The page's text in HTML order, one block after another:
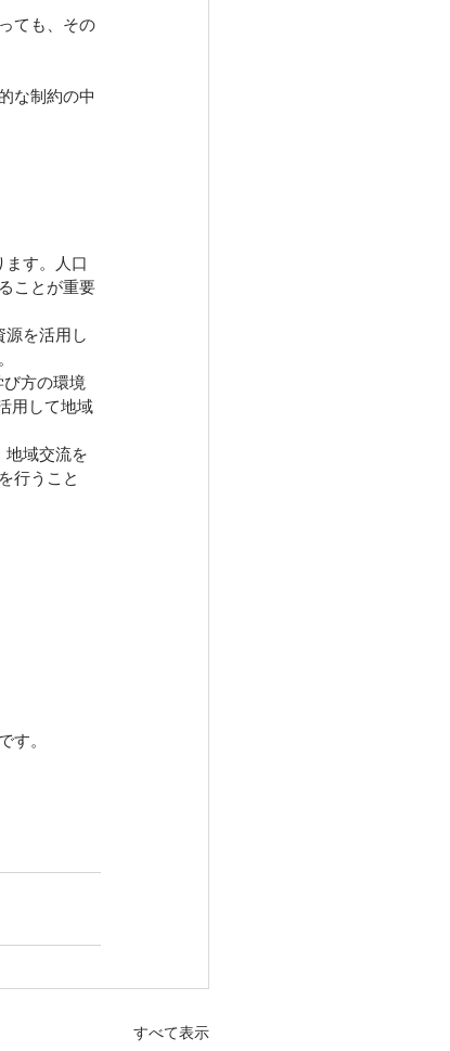
ても、その
な制約の中
ます。人口
ことが重要
を活用し
方の環境
用して地域
地域交流を
行うこと
す。
すべて表示